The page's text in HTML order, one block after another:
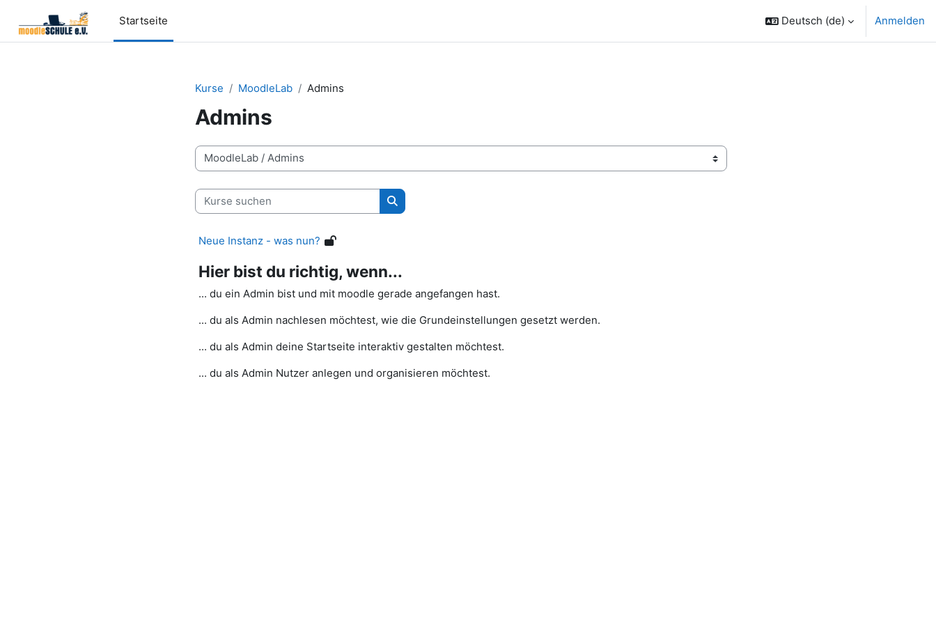
Startseite
Deutsch ‎(de)‎ Anmelden
Kurse MoodleLab Admins
Admins
Kursbereiche
Kurse suchen
Kurse suchen
Neue Instanz - was nun?
Hier bist du richtig, wenn...
... du ein Admin bist und mit moodle gerade angefangen hast.
... du als Admin nachlesen möchtest, wie die Grundeinstellungen gesetzt werden.
... du als Admin deine Startseite interaktiv gestalten möchtest.
... du als Admin Nutzer anlegen und organisieren möchtest.